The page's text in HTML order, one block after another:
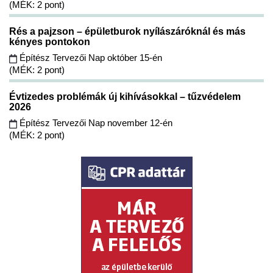
(MÉK: 2 pont)
Rés a pajzson – épületburok nyílászáróknál és más
kényes pontokon
Építész Tervezői Nap október 15-én
(MÉK: 2 pont)
Évtizedes problémák új kihívásokkal – tűzvédelem
2026
Építész Tervezői Nap november 12-én
(MÉK: 2 pont)